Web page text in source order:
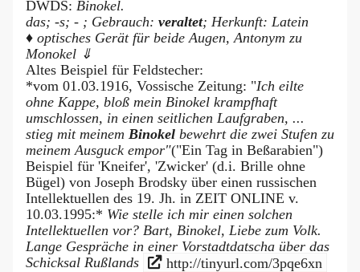
DWDS: Binokel.
das; -s; - ; Gebrauch: veraltet; Herkunft: Latein
♦ optisches Gerät für beide Augen, Antonym zu
Monokel ⇓
Altes Beispiel für Feldstecher:
*vom 01.03.1916, Vossische Zeitung: "Ich eilte
ohne Kappe, bloß mein Binokel krampfhaft
umschlossen, in einen seitlichen Laufgraben, ...
stieg mit meinem Binokel bewehrt die zwei Stufen zu
meinem Ausguck empor"("Ein Tag in Beßarabien")
Beispiel für 'Kneifer', 'Zwicker' (d.i. Brille ohne
Bügel) von Joseph Brodsky über einen russischen
Intellektuellen des 19. Jh. in ZEIT ONLINE v.
10.03.1995:* Wie stelle ich mir einen solchen
Intellektuellen vor? Bart, Binokel, Liebe zum Volk.
Lange Gespräche in einer Vorstadtdatscha über das
Schicksal Rußlands
http://tinyurl.com/3pqe6xn